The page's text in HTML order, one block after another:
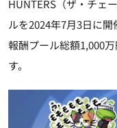
HUNTERS（ザ・チェ
ルを2024年7月3日に開
報酬プール総額1,000
す。